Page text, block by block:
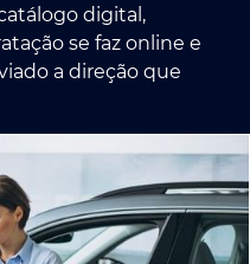
digital,
se faz online e
a direção que